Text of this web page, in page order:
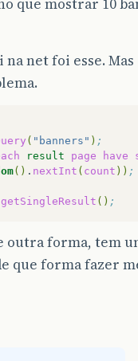
que mostrar 10
net foi esse. Mas
( "banners" ) ;
result page have
() . nextInt ( count )) ;
getSingleResult () ;
outra forma, tem
que forma fazer